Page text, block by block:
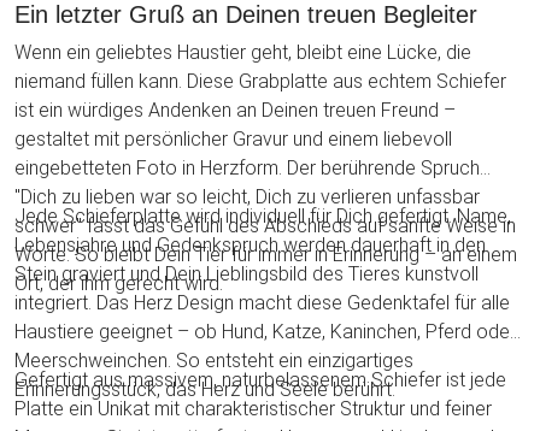
Ein letzter Gruß an Deinen treuen Begleiter
Wenn ein geliebtes Haustier geht, bleibt eine Lücke, die
niemand füllen kann. Diese Grabplatte aus echtem Schiefer
ist ein würdiges Andenken an Deinen treuen Freund –
gestaltet mit persönlicher Gravur und einem liebevoll
eingebetteten Foto in Herzform. Der berührende Spruch
"Dich zu lieben war so leicht, Dich zu verlieren unfassbar
schwer" fasst das Gefühl des Abschieds auf sanfte Weise in
Worte. So bleibt Dein Tier für immer in Erinnerung – an einem
Ort, der ihm gerecht wird.
Jede Schieferplatte wird individuell für Dich gefertigt. Name,
Lebensjahre und Gedenkspruch werden dauerhaft in den
Stein graviert und Dein Lieblingsbild des Tieres kunstvoll
integriert. Das Herz Design macht diese Gedenktafel für alle
Haustiere geeignet – ob Hund, Katze, Kaninchen, Pferd oder
Meerschweinchen. So entsteht ein einzigartiges
Erinnerungsstück, das Herz und Seele berührt.
Gefertigt aus massivem, naturbelassenem Schiefer ist jede
Platte ein Unikat mit charakteristischer Struktur und feiner